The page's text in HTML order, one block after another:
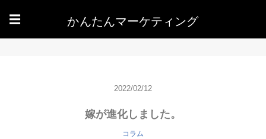
☰ かんたんマーケティング
2022/02/12
嫁が進化しました。
コラム